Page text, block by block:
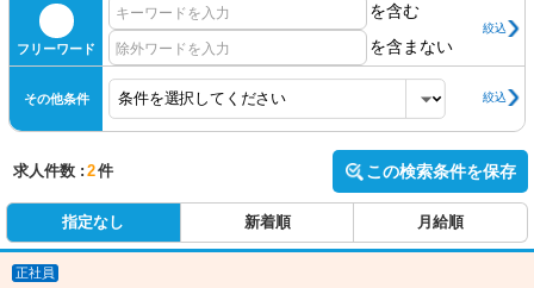
フリーワード
を含む
を含まない
絞込
その他条件 絞込
求人件数 : 2件 この検索条件を保存
指定なし 新着順 月給順
正社員